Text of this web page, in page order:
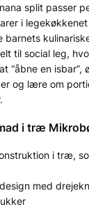
split passer
i
barnets
til social leg,
“åbne en isbar”,
og lære om
i træ
i træ,
med